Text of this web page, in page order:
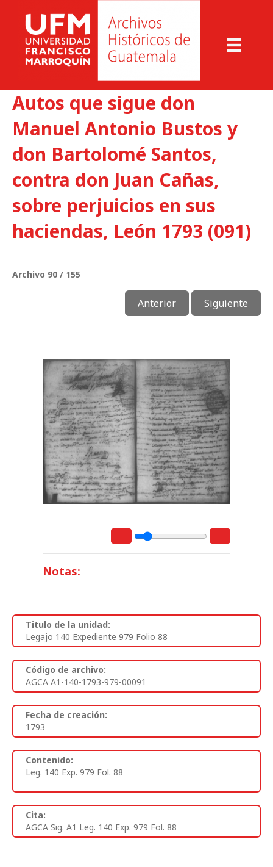
Autos que sigue don
Manuel Antonio Bustos y
don Bartolomé Santos,
contra don Juan Cañas,
sobre perjuicios en sus
haciendas, León 1793 (091)
Archivo 90 / 155
Anterior Siguiente
Notas:
Titulo de la unidad:
Legajo 140 Expediente 979 Folio 88
Código de archivo:
AGCA A1-140-1793-979-00091
Fecha de creación:
1793
Contenido:
Leg. 140 Exp. 979 Fol. 88
Cita:
AGCA Sig. A1 Leg. 140 Exp. 979 Fol. 88